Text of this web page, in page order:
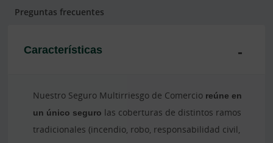
Preguntas frecuentes
Características
Nuestro Seguro Multirriesgo de Comercio reúne en
un único seguro las coberturas de distintos ramos
tradicionales (incendio, robo, responsabilidad civil,